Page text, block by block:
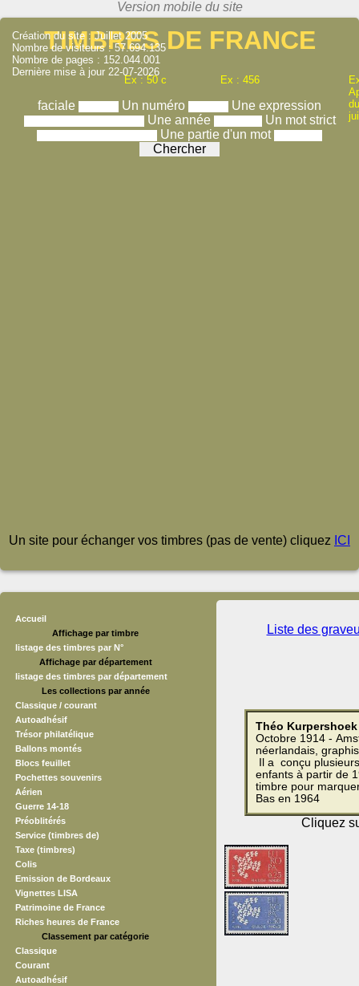
TIMBRES DE FRANCE
Ex : 50 c Ex : 456
faciale Un numéro
Une expression
Une année
Un mot strict
Une partie d'un mot
Création du site : Juillet 2005
Nombre de visiteurs : 57.694.135
Nombre de pages : 152.044.001
Dernière mise à jour 22-07-2026
Un site pour échanger vos timbres (pas de vente) cliquez ICI
Accueil
Affichage par timbre
listage des timbres par N°
Affichage par département
listage des timbres par département
Les collections par année
Classique / courant
Autoadhésif
Trésor philatélique
Ballons montés
Blocs feuillet
Pochettes souvenirs
Aérien
Guerre 14-18
Préoblitérés
Service (timbres de)
Taxe (timbres)
Colis
Emission de Bordeaux
Vignettes LISA
Patrimoine de France
Riches heures de France
Classement par catégorie
Classique
Courant
Autoadhésif
Liste des
Théo Kurpershoek
Octobre 1914 -
néerlandais,
Il a conçu
enfants à partir de
timbre pour
Bas en 1964
Cliquez